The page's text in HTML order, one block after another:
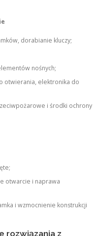
dorabianie kluczy;
nośnych;
otwierania, elektronika do
i środki ochrony
otwarcie i naprawa
i wzmocnienie konstrukcji
rozwiązania z